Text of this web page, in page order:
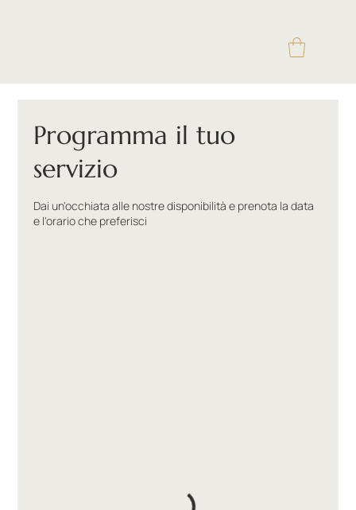
Programma il tuo
servizio
Dai un'occhiata alle nostre disponibilità e prenota la data
e l'orario che preferisci